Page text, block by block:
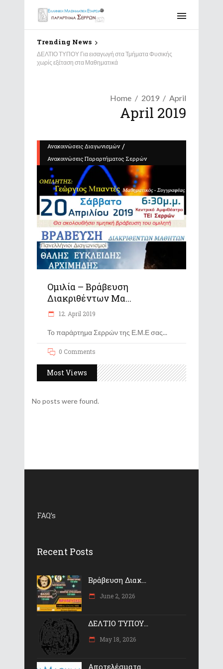
Trending News
ΔΕΛΤΙΟ ΤΥΠΟΥ Για εισαγωγή στα Τμήματα Φυσικής
χωρίς εξέταση στα Μαθηματικά
Home 2019 April
April 2019
Ανακοινώσεις Διαγωνισμών/
Ανακοινώσεις Παραρτήματος Σερρών
Ομιλία – Βράβευση
Διακριθέντων Μα...
12. April 2019
Το παράρτημα Σερρών της Ε.Μ.Ε σας
0 Comments
Most Views
No posts were found.
FAQ’s
Recent Posts
Βράβευση Διακ...
June 2, 2026
ΔΕΛΤΙΟ ΤΥΠΟΥ...
May 18, 2026
Αποτελέσματα...